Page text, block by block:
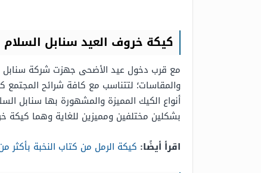
كيكة خروف العيد سنابل السلام
مع قرب دخول عيد الأضحى جهزت شركة سنابل
والمقاسات؛ لتتناسب مع كافة شرائح المجتمع
أنواع الكيك المميزة والمشهورة بها سنابل
بشكلين مختلفين ومميزين للغاية وهما كيكة
اقرأ أيضًا: كيكة الرمل من كتاب النخبة